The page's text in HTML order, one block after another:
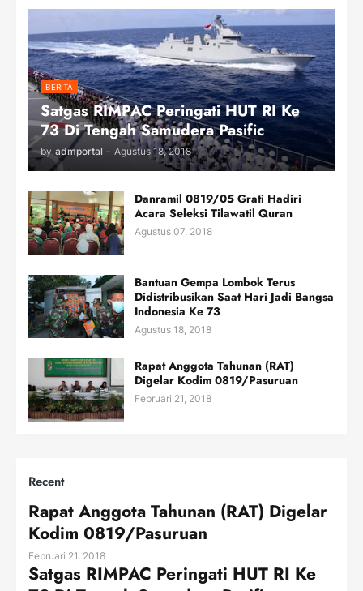
BERITA
Satgas RIMPAC Peringati HUT RI Ke
73 Di Tengah Samudera Pasific
by admportal - Agustus 18, 2018
Danramil 0819/05 Grati Hadiri
Acara Seleksi Tilawatil Quran
Agustus 07, 2018
Bantuan Gempa Lombok Terus
Didistribusikan Saat Hari Jadi Bangsa
Indonesia Ke 73
Agustus 18, 2018
Rapat Anggota Tahunan (RAT)
Digelar Kodim 0819/Pasuruan
Februari 21, 2018
Recent
Rapat Anggota Tahunan (RAT) Digelar
Kodim 0819/Pasuruan
Februari 21, 2018
Satgas RIMPAC Peringati HUT RI Ke